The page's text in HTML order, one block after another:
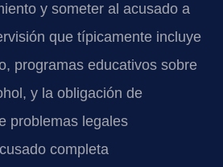
y someter al acusado a
que típicamente incluye
programas educativos sobre
y la obligación de
problemas legales
completa